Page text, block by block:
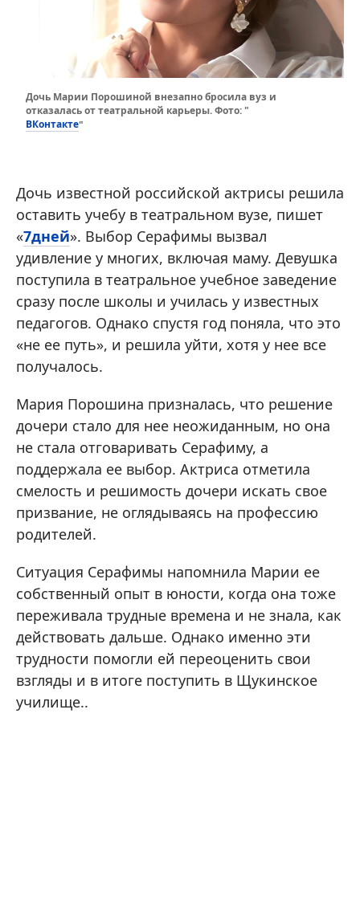
Дочь Марии Порошиной внезапно бросила вуз и
отказалась от театральной карьеры. Фото: "
ВКонтакте"
Дочь известной российской актрисы решила
оставить учебу в театральном вузе, пишет
«7дней». Выбор Серафимы вызвал
удивление у многих, включая маму. Девушка
поступила в театральное учебное заведение
сразу после школы и училась у известных
педагогов. Однако спустя год поняла, что это
«не ее путь», и решила уйти, хотя у нее все
получалось.
Мария Порошина призналась, что решение
дочери стало для нее неожиданным, но она
не стала отговаривать Серафиму, а
поддержала ее выбор. Актриса отметила
смелость и решимость дочери искать свое
призвание, не оглядываясь на профессию
родителей.
Ситуация Серафимы напомнила Марии ее
собственный опыт в юности, когда она тоже
переживала трудные времена и не знала, как
действовать дальше. Однако именно эти
трудности помогли ей переоценить свои
взгляды и в итоге поступить в Щукинское
училище..